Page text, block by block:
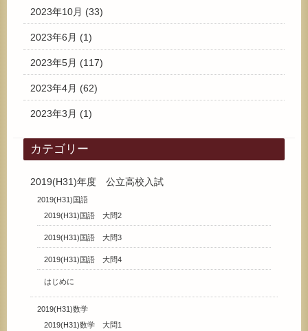
2023年10月 (33)
2023年6月 (1)
2023年5月 (117)
2023年4月 (62)
2023年3月 (1)
カテゴリー
2019(H31)年度 公立高校入試
2019(H31)国語
2019(H31)国語 大問2
2019(H31)国語 大問3
2019(H31)国語 大問4
はじめに
2019(H31)数学
2019(H31)数学 大問1